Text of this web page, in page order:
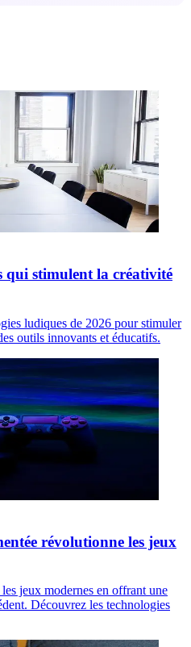
qui stimulent la créativité
ludiques de 2026 pour stimuler
outils innovants et éducatifs.
révolutionne les jeux
jeux modernes en offrant une
Découvrez les technologies